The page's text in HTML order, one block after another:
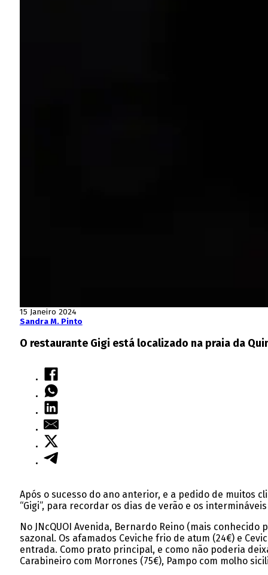
15 Janeiro 2024
Sandra M. Pinto
O restaurante Gigi está localizado na praia da
Após o sucesso do ano anterior, e a pedido de muitos
“Gigi”, para recordar os dias de verão e os
No JNcQUOI Avenida, Bernardo Reino (mais
sazonal. Os afamados Ceviche frio de atum (24€) e
entrada. Como prato principal, e como não poderia
Carabineiro com Morrones (75€), Pampo com molho